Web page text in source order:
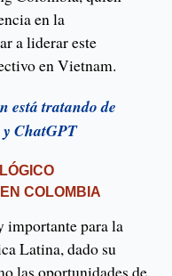
en la
a liderar este
en Vietnam.
está tratando de
ChatGPT
COLOMBIA
importante para la
Latina, dado su